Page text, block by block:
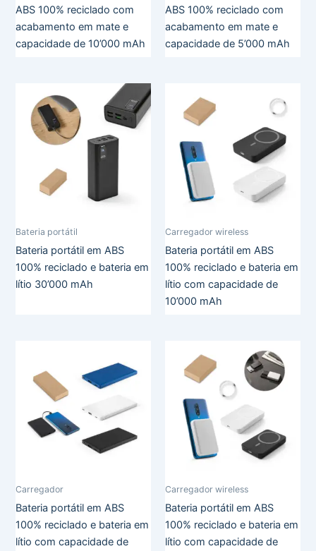
ABS 100% reciclado com
acabamento em mate e
capacidade de 10’000 mAh
ABS 100% reciclado com
acabamento em mate e
capacidade de 5’000 mAh
Bateria portátil
Bateria portátil em ABS
100% reciclado e bateria em
lítio 30’000 mAh
Carregador wireless
Bateria portátil em ABS
100% reciclado e bateria em
lítio com capacidade de
10’000 mAh
Carregador
Bateria portátil em ABS
100% reciclado e bateria em
lítio com capacidade de
Carregador wireless
Bateria portátil em ABS
100% reciclado e bateria em
lítio com capacidade de